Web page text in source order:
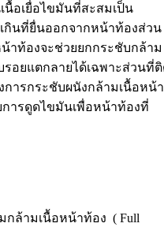
อเยื่อไขมันที่สะสมเป็น
กินที่ยื่นออกจากหน้าท้องส่วน
าท้องจะช่วยยกกระชับกล้าม
รอยแตกลายได้เฉพาะส่วนที่
ารกระชับผนังกล้ามเนื้อหน้า
ารดูดไขมันเพื่อหน้าท้องที่
กล้ามเนื้อหน้าท้อง ( Full